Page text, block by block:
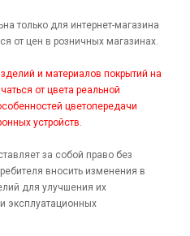
только для интернет-магазина
от цен в розничных магазинах.
и материалов покрытий на
от цвета реальной
цветопередачи
устройств.
за собой право без
вносить изменения в
для улучшения их
эксплуатационных